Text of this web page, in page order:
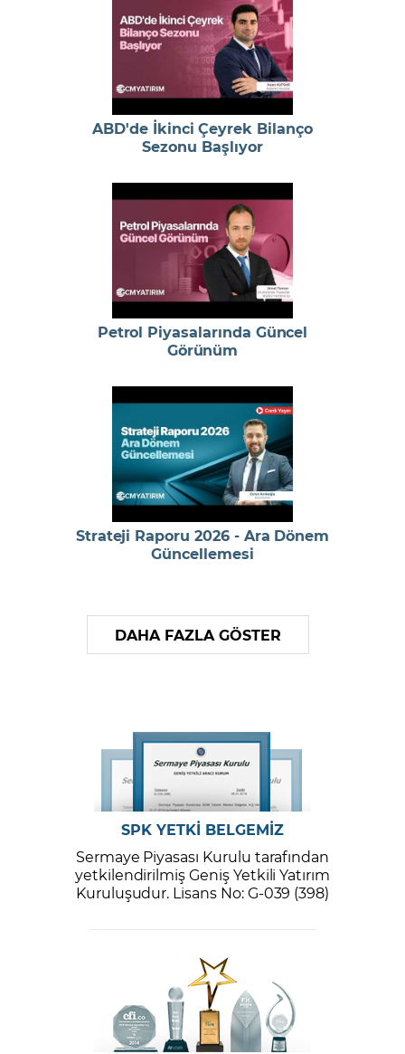
ABD'de İkinci Çeyrek Bilanço
Sezonu Başlıyor
Petrol Piyasalarında Güncel
Görünüm
Strateji Raporu 2026 - Ara Dönem
Güncellemesi
DAHA FAZLA GÖSTER
SPK YETKİ BELGEMİZ
Sermaye Piyasası Kurulu tarafından
yetkilendirilmiş Geniş Yetkili Yatırım
Kuruluşudur. Lisans No: G-039 (398)